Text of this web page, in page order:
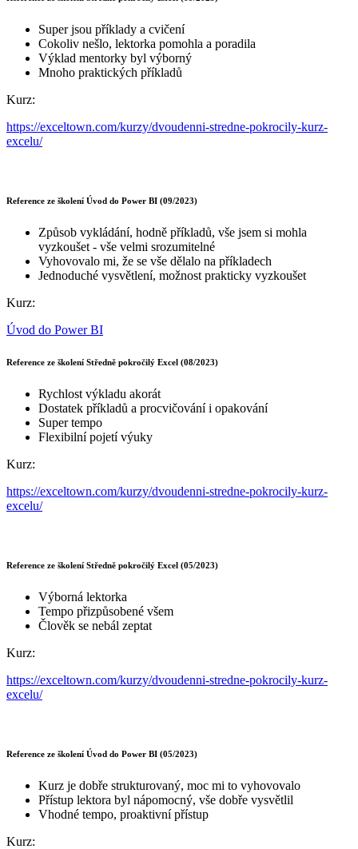
Super jsou příklady a cvičení
Cokoliv nešlo, lektorka pomohla a poradila
Výklad mentorky byl výborný
Mnoho praktických příkladů
Kurz:
https://exceltown.com/kurzy/dvoudenni-stredne-pokrocily-kurz-
excelu/
Reference ze školení Úvod do Power BI (09/2023)
Způsob vykládání, hodně příkladů, vše jsem si mohla
vyzkoušet - vše velmi srozumitelné
Vyhovovalo mi, že se vše dělalo na příkladech
Jednoduché vysvětlení, možnost prakticky vyzkoušet
Kurz:
Úvod do Power BI
Reference ze školení Středně pokročilý Excel (08/2023)
Rychlost výkladu akorát
Dostatek příkladů a procvičování i opakování
Super tempo
Flexibilní pojetí výuky
Kurz:
https://exceltown.com/kurzy/dvoudenni-stredne-pokrocily-kurz-
excelu/
Reference ze školení Středně pokročilý Excel (05/2023)
Výborná lektorka
Tempo přizpůsobené všem
Člověk se nebál zeptat
Kurz:
https://exceltown.com/kurzy/dvoudenni-stredne-pokrocily-kurz-
excelu/
Reference ze školení Úvod do Power BI (05/2023)
Kurz je dobře strukturovaný, moc mi to vyhovovalo
Přístup lektora byl nápomocný, vše dobře vysvětlil
Vhodné tempo, proaktivní přístup
Kurz: